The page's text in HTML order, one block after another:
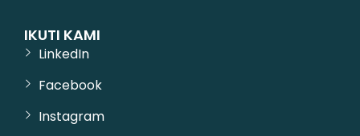
IKUTI KAMI
LinkedIn
Facebook
Instagram